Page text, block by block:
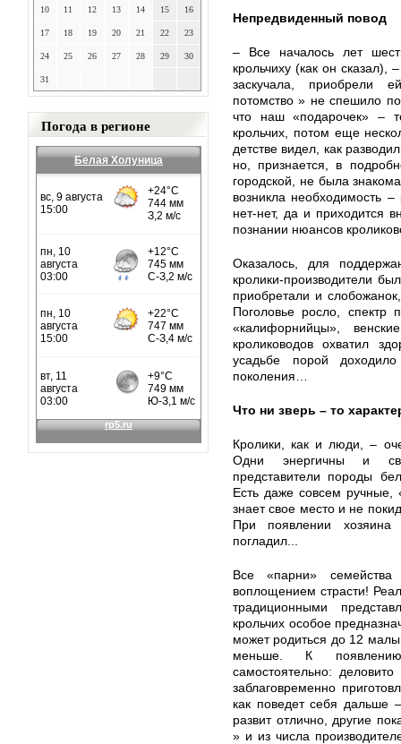
10 11 12 13 14 15 16
17 18 19 20 21 22 23
24 25 26 27 28 29 30
31
Погода в регионе
Белая Холуница
Непредвиденный повод
– Все началось лет
крольчиху (как он
заскучала, приобрели
потомство » не спешило
что наш «подарочек» –
крольчих, потом еще
детстве видел, как
но, признается, в
городской, не была
возникла необходимость
нет-нет, да и приходится
познании нюансов
Оказалось, для
кролики-производители
приобретали и
Поголовье росло,
«калифорнийцы»,
кролиководов охватил
усадьбе порой
поколения…
Что ни зверь – то
Кролики, как и люди, –
Одни энергичны и
представители породы
Есть даже совсем
знает свое место и не
При появлении хозяина
погладил...
Все «парни»
воплощением страсти!
традиционными
крольчих особое
может родиться до 12
меньше. К появлению
самостоятельно:
заблаговременно
как поведет себя дальше
развит отлично, другие
» и из числа